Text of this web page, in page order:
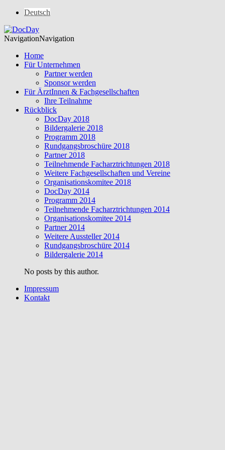
Deutsch
NavigationNavigation
Home
Für Unternehmen
Partner werden
Sponsor werden
Für ÄrztInnen & Fachgesellschaften
Ihre Teilnahme
Rückblick
DocDay 2018
Bildergalerie 2018
Programm 2018
Rundgangsbroschüre 2018
Partner 2018
Teilnehmende Facharztrichtungen 2018
Weitere Fachgesellschaften und Vereine
Organisationskomitee 2018
DocDay 2014
Programm 2014
Teilnehmende Facharztrichtungen 2014
Organisationskomitee 2014
Partner 2014
Weitere Aussteller 2014
Rundgangsbroschüre 2014
Bildergalerie 2014
No posts by this author.
Impressum
Kontakt